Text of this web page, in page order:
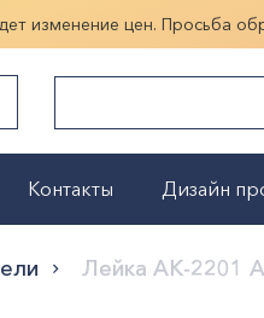
изменение цен. Просьба
Контакты Дизайн
Лейка АК-2201